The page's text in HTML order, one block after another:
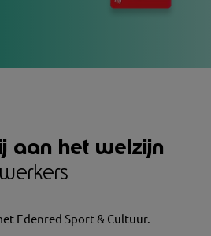
aan het welzijn
Edenred Sport & Cultuur.